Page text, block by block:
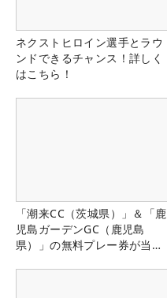
ネクストヒロイン選手とラウ
ンドできるチャンス！詳しく
はこちら！
「潮来CC（茨城県）」＆「鹿
児島ガーデンGC（鹿児島
県）」の無料プレー券が当た